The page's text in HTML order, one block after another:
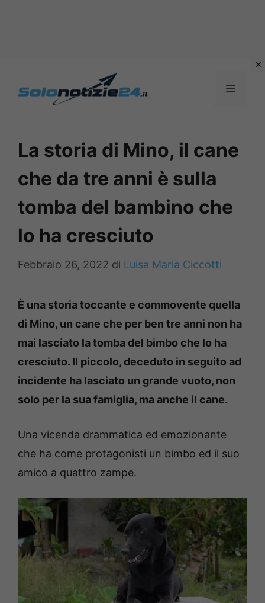
MENU
La storia di Mino, il cane
che da tre anni è sulla
tomba del bambino che
lo ha cresciuto
Febbraio 26, 2022 di Luisa Maria Ciccotti
È una storia toccante e commovente quella
di Mino, un cane che per ben tre anni non ha
mai lasciato la tomba del bimbo che lo ha
cresciuto. Il piccolo, deceduto in seguito ad
incidente ha lasciato un grande vuoto, non
solo per la sua famiglia, ma anche il cane.
Una vicenda drammatica ed emozionante
che ha come protagonisti un bimbo ed il suo
amico a quattro zampe.